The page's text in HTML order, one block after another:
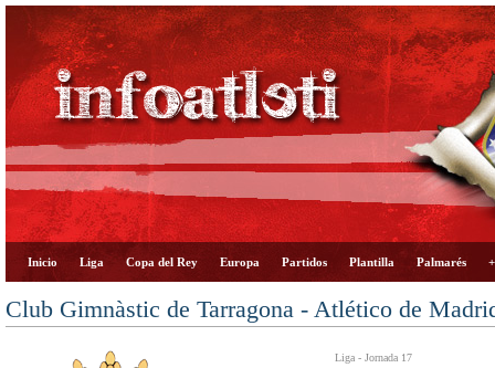
Inicio Liga Copa del Rey Europa Partidos Plantilla Palmarés
Club Gimnàstic de Tarragona - Atlético de
Liga - Jornada 17